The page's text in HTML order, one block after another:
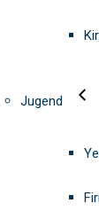
Jugend